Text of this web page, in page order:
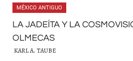
MÉXICO ANTIGUO
LA JADEÍTA Y LA
OLMECAS
KARL A. TAUBE